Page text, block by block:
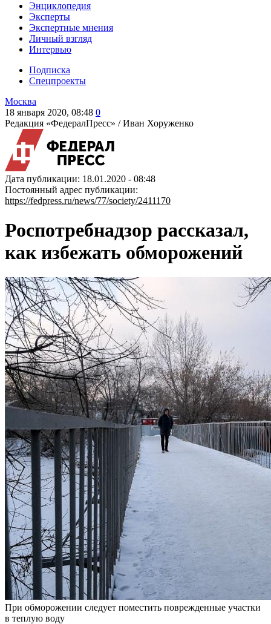
Энциклопедия
Эксперты
Экспертные мнения
Личный взгляд
Интервью
Подписка
Спецпроекты
Москва
18 января 2020, 08:48 0
Редакция «ФедералПресс» /Иван Хоруженко
Дата публикации: 18.01.2020 - 08:48
Постоянный адрес публикации:
https://fedpress.ru/news/77/society/2411170
Роспотребнадзор рассказал,
как избежать обморожений
При обморожении следует поместить поврежденные участки
в теплую воду